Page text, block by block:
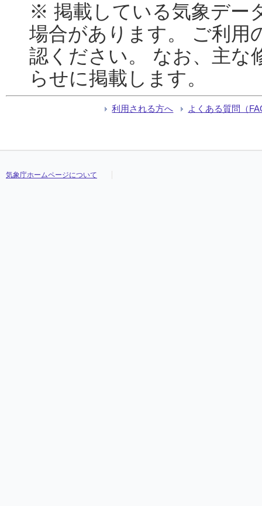
※ 掲載している気象デー
場合があります。 ご利用
認ください。 なお、主な
らせに掲載します。
利用される方へ よくある質問（
気象庁ホームページについて